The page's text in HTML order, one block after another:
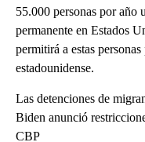
55.000 personas por año
permanente en Estados
permitirá a estas
estadounidense.
Las detenciones de
Biden anunció
CBP